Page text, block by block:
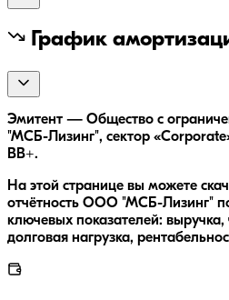
График
Эмитент — Общество с
"МСБ-Лизинг", сектор
BB+.
На этой странице вы можете
отчётность ООО "МСБ-Лизинг"
ключевых показателей: выручка,
долговая нагрузка,